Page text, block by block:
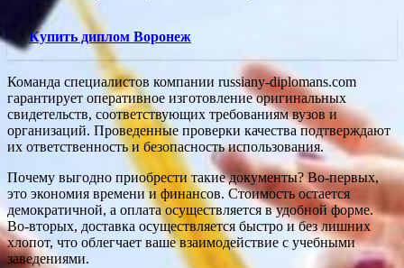
Купить диплом Воронеж
Команда специалистов компании russiany-diplomans.com
гарантирует оперативное изготовление оригинальных
свидетельств, соответствующих требованиям вузов и
организаций. Проведенные проверки качества подтверждают
их ответственность и безопасность использования.
Почему выгодно приобрести такие документы? Во-первых,
это экономия времени и финансов. Стоимость остается
демократичной, а оплата осуществляется в удобной форме.
Во-вторых, доставка осуществляется быстро и без лишних
хлопот, что облегчает ваше взаимодействие с учебными
заведениями.